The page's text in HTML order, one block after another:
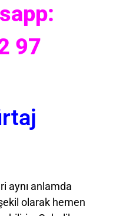
97
aynı anlamda
olarak hemen